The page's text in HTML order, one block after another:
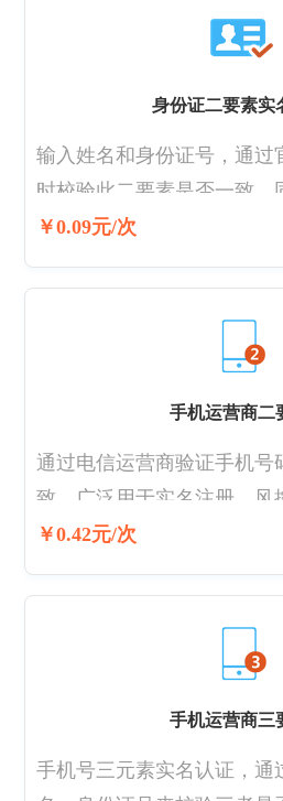
身份证二要素实
输入姓名和身份证号，通过
时校验此二要素是否一致，
别、籍贯等信息 官方权威渠
校验100%可靠; 高准确率-实时查询零缓存，毫
不允许频繁核验
￥0.09元/次
手机运营商二
通过电信运营商验证手机号
致。广泛用于实名注册、风
电商、游戏、直播、金融等
T+1 电信T+3 移动T+3~5 均
+手机号+姓名核验，电信二
+手机号的核验 支持号段：
￥0.42元/次
手机运营商三
手机号三元素实名认证，通